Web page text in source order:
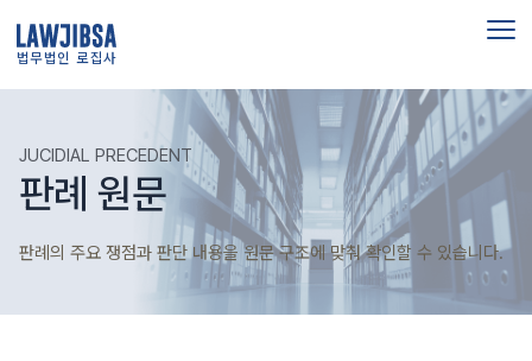
법무법인 로집사
JUCIDIAL PRECEDENT
판례 원문
판례의 주요 쟁점과 판단 내용을 원문 구조에 맞춰 확인할 수 있습니다.